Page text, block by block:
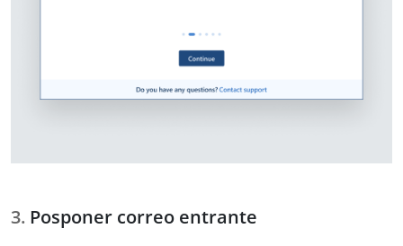
Posponer correo entrante